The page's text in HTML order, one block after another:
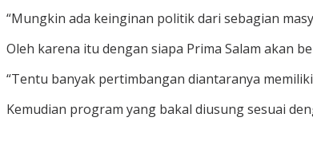
“Mungkin ada keinginan politik dari sebagian
Oleh karena itu dengan siapa Prima Salam akan
“Tentu banyak pertimbangan diantaranya
Kemudian program yang bakal diusung sesuai